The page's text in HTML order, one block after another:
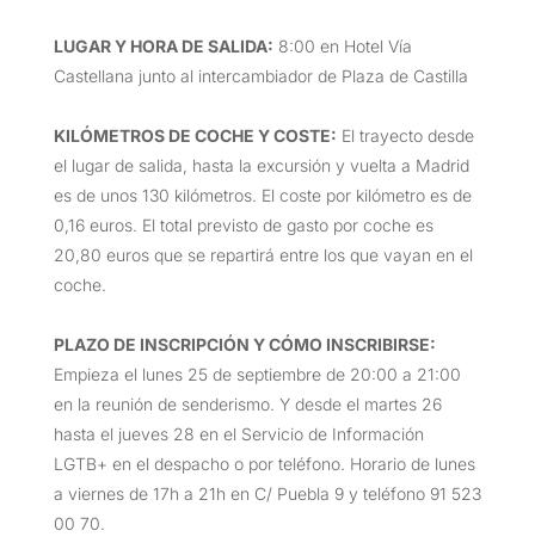
LUGAR Y HORA DE SALIDA: 8:00 en Hotel Vía
Castellana junto al intercambiador de Plaza de Castilla
KILÓMETROS DE COCHE Y COSTE: El trayecto desde
el lugar de salida, hasta la excursión y vuelta a Madrid
es de unos 130 kilómetros. El coste por kilómetro es de
0,16 euros. El total previsto de gasto por coche es
20,80 euros que se repartirá entre los que vayan en el
coche.
PLAZO DE INSCRIPCIÓN Y CÓMO INSCRIBIRSE:
Empieza el lunes 25 de septiembre de 20:00 a 21:00
en la reunión de senderismo. Y desde el martes 26
hasta el jueves 28 en el Servicio de Información
LGTB+ en el despacho o por teléfono. Horario de lunes
a viernes de 17h a 21h en C/ Puebla 9 y teléfono 91 523
00 70.